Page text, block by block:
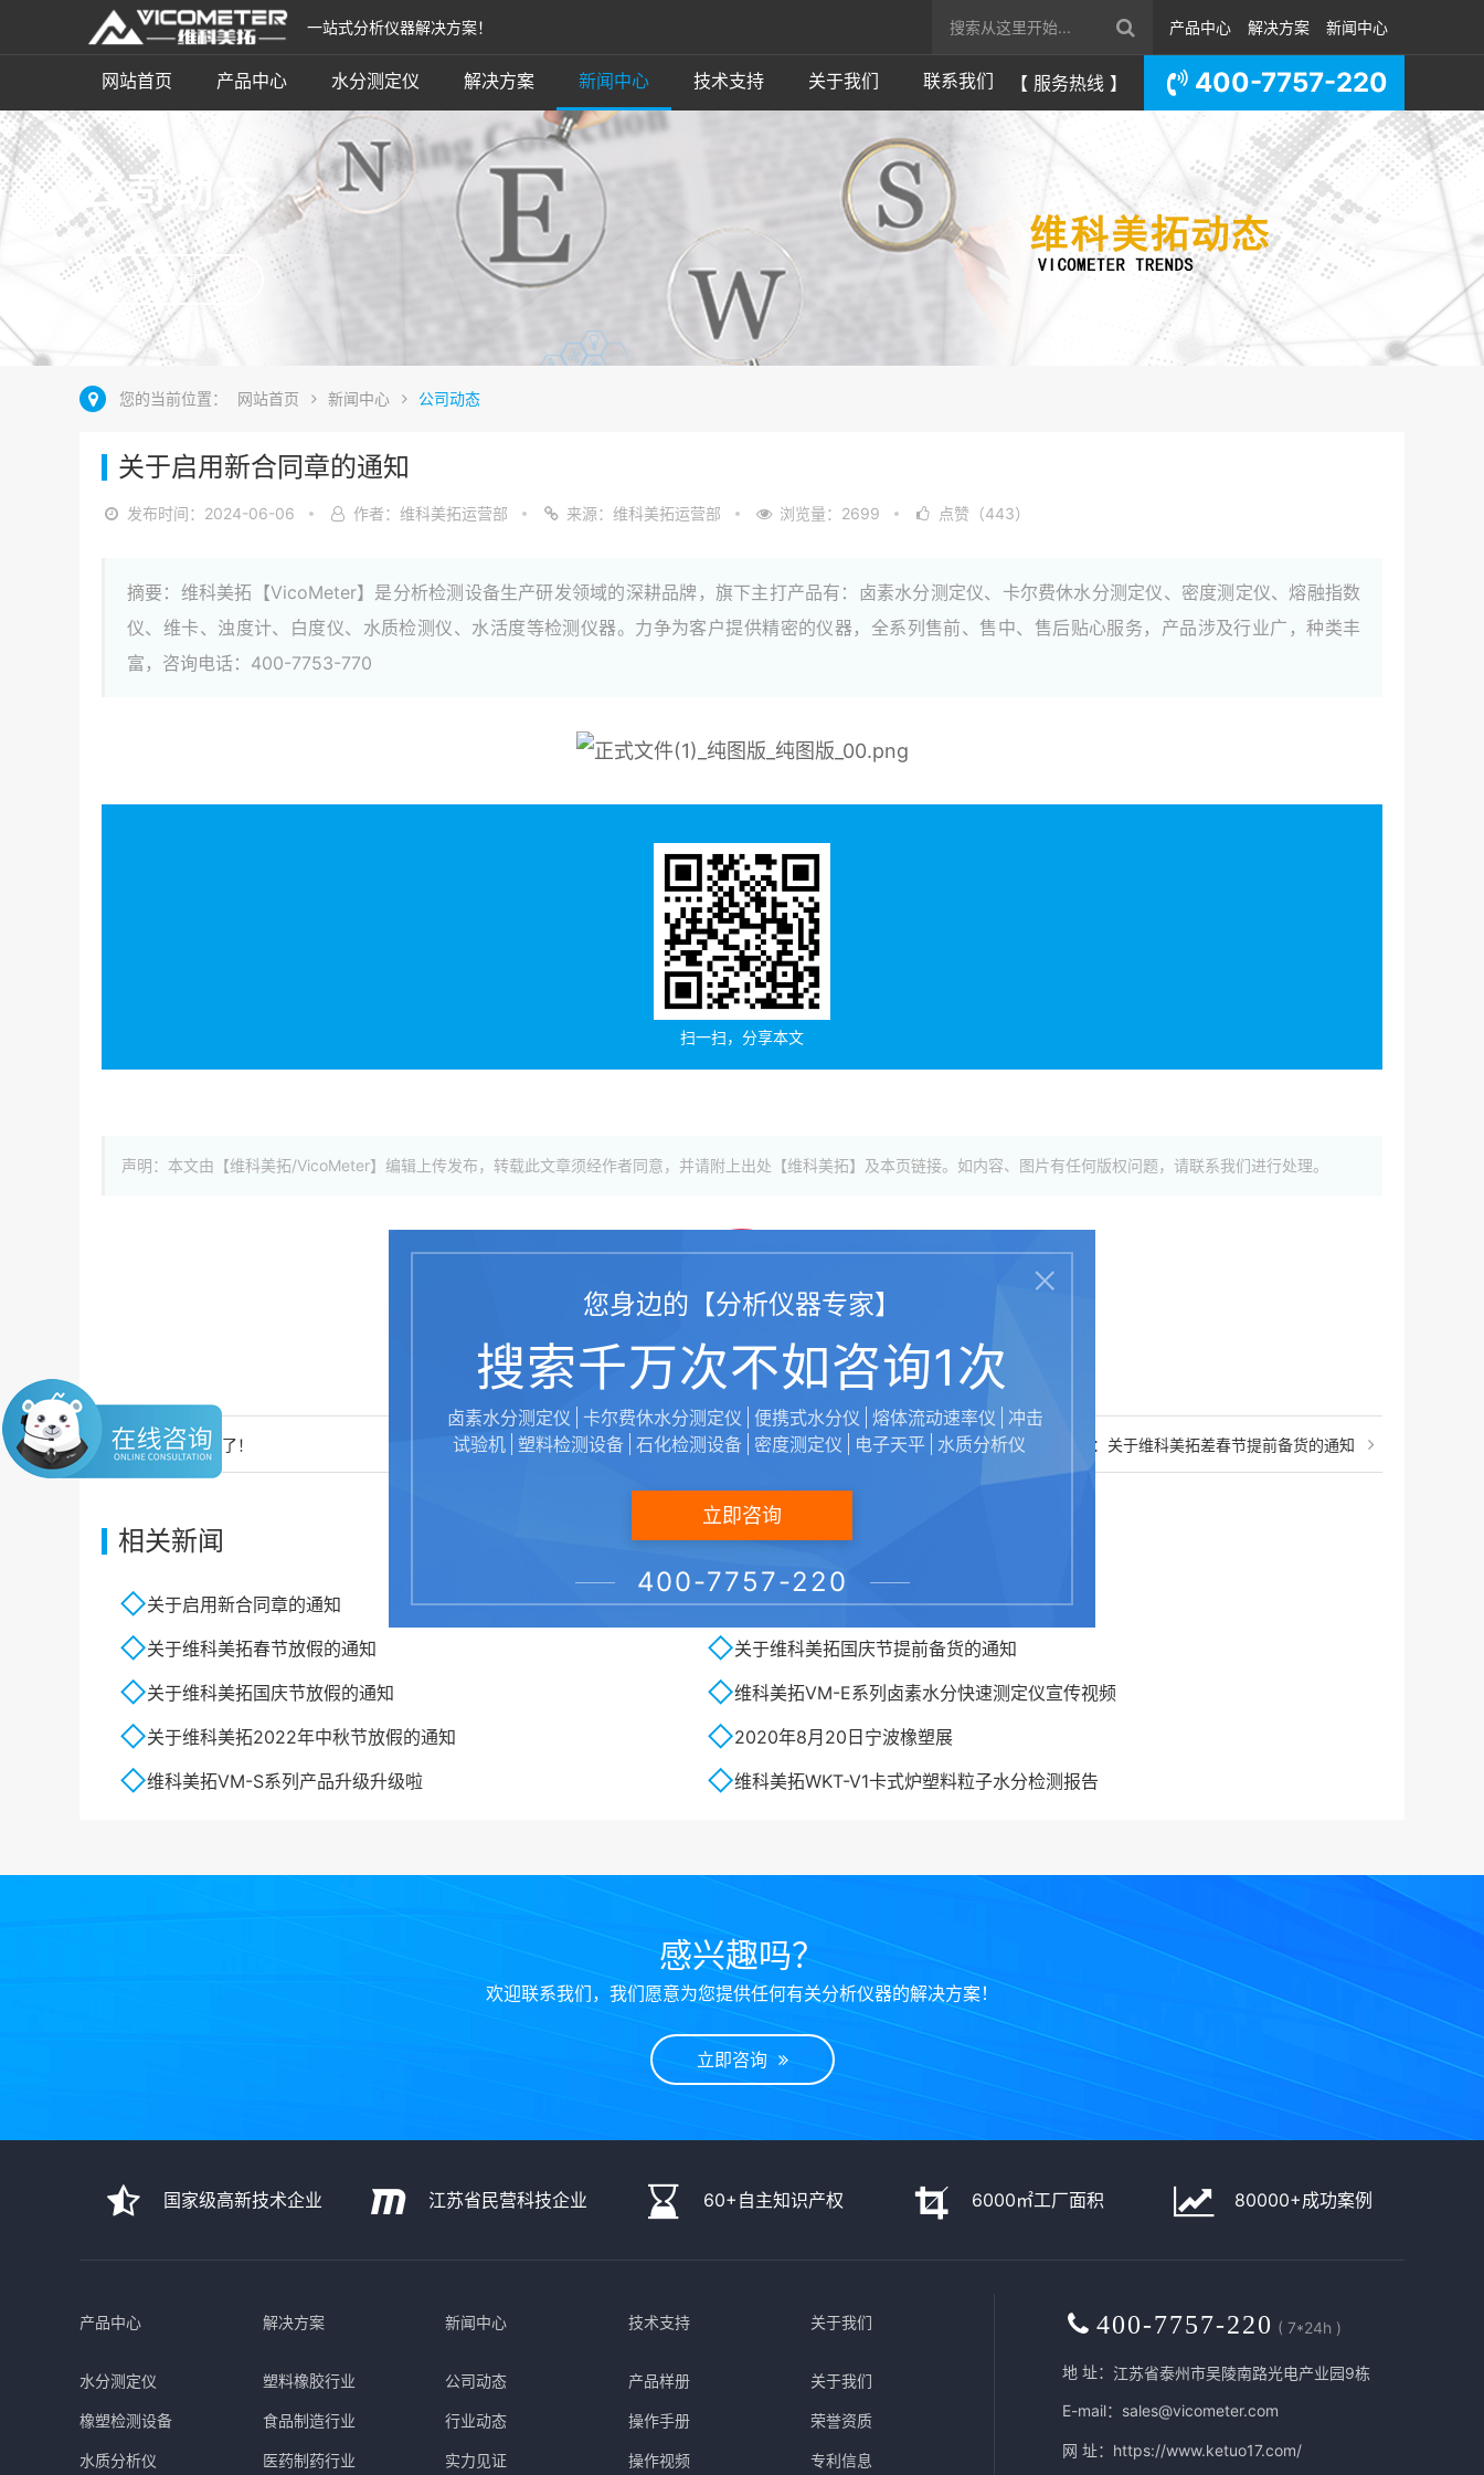
一站式分析仪器解决方案！ 产品中心 解决方案 新闻中心
网站首页 产品中心 水分测定仪 解决方案 新闻中心 技术支持 关于我们 联系我们 【 服务热线 】 400-7757-220
公司动态
立即咨询
您的当前位置： 网站首页 新闻中心 公司动态
关于启用新合同章的通知
发布时间：2024-06-06 作者：维科美拓运营部 来源：维科美拓运营部 浏览量：2699 点赞（443）
摘要：维科美拓【VicoMeter】是分析检测设备生产研发领域的深耕品牌，旗下主打产品有：卤素水分测定仪、卡尔费休水分测定仪、密度测定仪、熔融指数
仪、维卡、浊度计、白度仪、水质检测仪、水活度等检测仪器。力争为客户提供精密的仪器，全系列售前、售中、售后贴心服务，产品涉及行业广，种类丰
富，咨询电话：400-7753-770
扫一扫，分享本文
声明：本文由【维科美拓/VicoMeter】编辑上传发布，转载此文章须经作者同意，并请附上出处【维科美拓】及本页链接。如内容、图片有任何版权问题，请联系我们进行处理。
443
上一篇： 没有了！ 下一篇： 关于维科美拓差春节提前备货的通知
相关新闻
关于启用新合同章的通知
关于维科美拓差春节提前备货的通知
关于维科美拓春节放假的通知
关于维科美拓国庆节提前备货的通知
关于维科美拓国庆节放假的通知
维科美拓VM-E系列卤素水分快速测定仪宣传视频
关于维科美拓2022年中秋节放假的通知
2020年8月20日宁波橡塑展
维科美拓VM-S系列产品升级升级啦
维科美拓WKT-V1卡式炉塑料粒子水分检测报告
感兴趣吗？
欢迎联系我们，我们愿意为您提供任何有关分析仪器的解决方案！
立即咨询
国家级高新技术企业 江苏省民营科技企业 60+自主知识产权 6000㎡工厂面积 80000+成功案例
产品中心
水分测定仪
橡塑检测设备
水质分析仪
解决方案
塑料橡胶行业
食品制造行业
医药制药行业
新闻中心
公司动态
行业动态
实力见证
技术支持
产品样册
操作手册
操作视频
关于我们
关于我们
荣誉资质
专利信息
400-7757-220 ( 7*24h )
地 址： 江苏省泰州市吴陵南路光电产业园9栋
E-mail：sales@vicometer.com
网 址： https://www.ketuo17.com/
您身边的【分析仪器专家】
搜索千万次不如咨询1次
卤素水分测定仪 卡尔费休水分测定仪 便携式水分仪 熔体流动速率仪
冲击
试验机 塑料检测设备 石化检测设备 密度测定仪 电子天平 水质分析仪
立即咨询
400-7757-220